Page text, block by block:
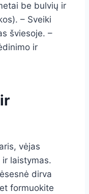
be bulvių ir
– Sveiki
šviesoje. –
ir
vėjas
ir laistymas.
dirva
formuokite